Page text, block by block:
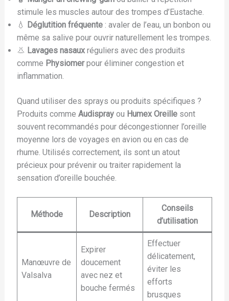
stimule les muscles autour des trompes d’Eustache.
💧
Déglutition fréquente: avaler de l’eau, un bonbon ou
même sa salive pour ouvrir naturellement les trompes.
👃 Lavages nasauxréguliers avec des produits
comme Physiomerpour éliminer congestion et
inflammation.
Quand utiliser des sprays ou produits spécifiques ?
Produits comme Audisprayou Humex Oreillesont
souvent recommandés pour décongestionner l’oreille
moyenne lors de voyages en avion ou en cas de
rhume. Utilisés correctement, ils sont un atout
précieux pour prévenir ou traiter rapidement la
sensation d’oreille bouchée.
Méthode Description
Conseils
d’utilisation
Manœuvre de
Valsalva
Expirer
doucement
avec nez et
bouche fermés
Effectuer
délicatement,
éviter les
efforts
brusques